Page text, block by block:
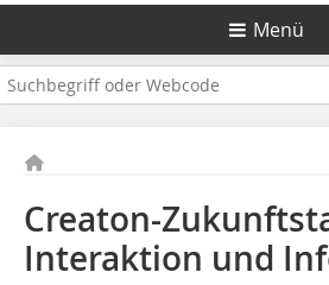
Menü
Creaton-
Interaktion und